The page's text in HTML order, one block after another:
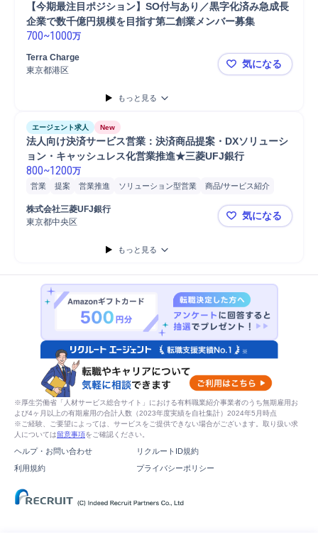
【今期最注目ポジション】SO付与あり／黒字化済み急成長
企業で数千億円規模を目指す第二創業メンバー募集
700~1000万
Terra Charge
東京都港区
【今期最注
気になる
もっと見る
エージェント求人 New
法人向け決済サービス営業：決済商品提案・DXソリューシ
ョン・キャッシュレス化営業推進★三菱UFJ銀行
800~1200万
営業 提案 営業推進 ソリューション型営業
商品/サービス紹介
金融商材営業
システム利用対象 法人営業部門
顧客提案
株式会社三菱UFJ銀行
東京都中央区
法人向け決
気になる
もっと見る
※厚生労働省「人材サービス総合サイト」における有料職業紹介事業者のうち無期雇用お
よび4ヶ月以上の有期雇用の合計人数（2023年度実績を自社集計）2024年5月時点
※ご経験、ご要望によっては、サービスをご提供できない場合がございます。取り扱い求
人については留意事項をご確認ください。
ヘルプ・お問い合わせ
リクルートID規約
利用規約
プライバシーポリシー